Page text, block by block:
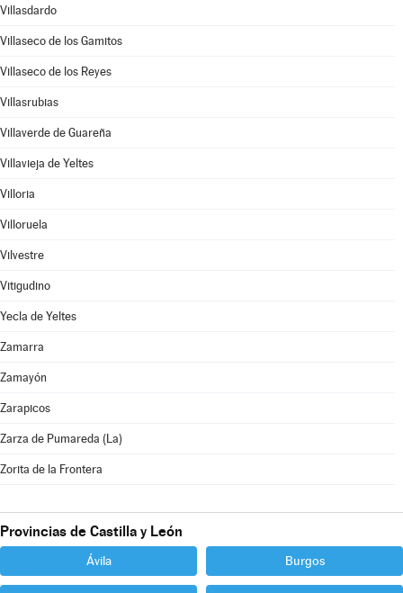
Villasdardo
Villaseco de los Gamitos
Villaseco de los Reyes
Villasrubias
Villaverde de Guareña
Villavieja de Yeltes
Villoria
Villoruela
Vilvestre
Vitigudino
Yecla de Yeltes
Zamarra
Zamayón
Zarapicos
Zarza de Pumareda (La)
Zorita de la Frontera
Provincias de Castilla y León
Ávila Burgos